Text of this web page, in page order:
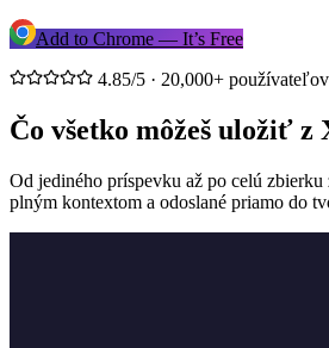
Add to Chrome — It’s Free
4.85/5 · 20,000+
Čo všetko môžeš uložiť z
Od jediného príspevku až po celú zbierku
plným kontextom a odoslané priamo do